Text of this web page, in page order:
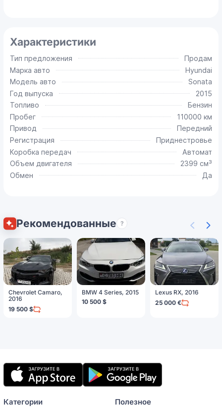
Характеристики
Тип предложения
Продам
Марка авто
Hyundai
Модель авто
Sonata
Год выпуска
2015
Топливо
Бензин
Пробег
110000 км
Привод
Передний
Регистрация
Приднестровье
Коробка передач
Автомат
Объем двигателя
2399 см³
Обмен
Да
Рекомендованные ?
Chevrolet Camaro,
2016
19 500 $
BMW 4 Series, 2015
10 500 $
Lexus RX, 2016
25 000 €
Мобильное
приложение
Категории Полезное